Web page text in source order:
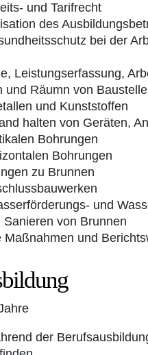
und Tarifrecht
des
bei der
Leistungserfassung,
und Räumn von
und Kunststoffen
halten von Geräten,
Bohrungen
Bohrungen
zu Brunnen
und
von Brunnen
Maßnahmen und
der